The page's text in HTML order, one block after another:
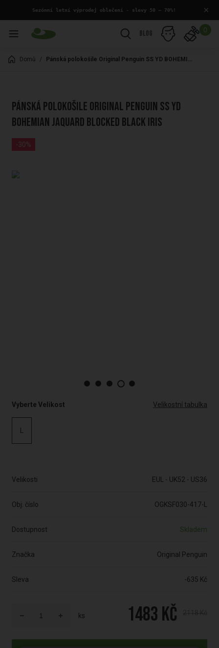
Sezónní letní výprodej oblečení - slevy 50 – 70%! ×
Blog 0
Domů /
Pánská polokošile Original Penguin SS YD
BOHEMIAN JAQUARD BLOCKED BLACK IRIS
-30%
Vyberte Velikost Velikostní tabulka
L
Velikosti EUL - UK52 - US36
Obj. číslo OGKSF030-417-L
Dostupnost Skladem
Značka Original Penguin
Sleva -635 Kč
ks 1483 Kč 2118 Kč